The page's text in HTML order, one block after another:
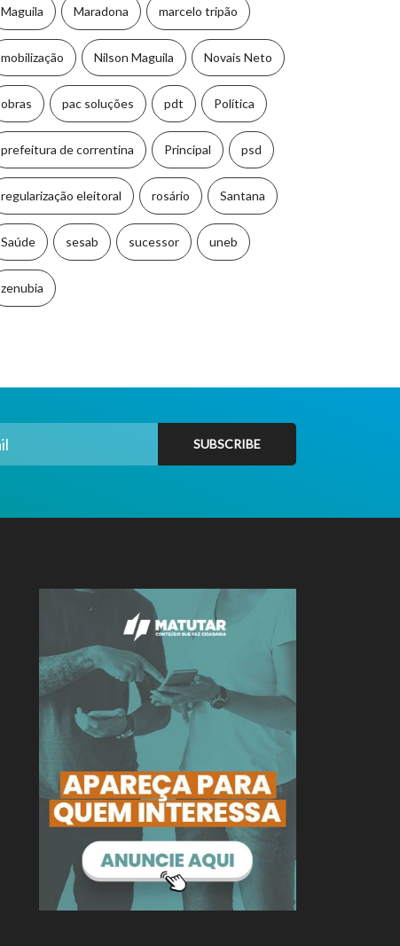
Maguila Maradona marcelo tripão
mobilização Nilson Maguila Novais Neto
obras pac soluções pdt Política
prefeitura de correntina Principal psd
regularização eleitoral rosário Santana
Saúde sesab sucessor uneb
zenubia